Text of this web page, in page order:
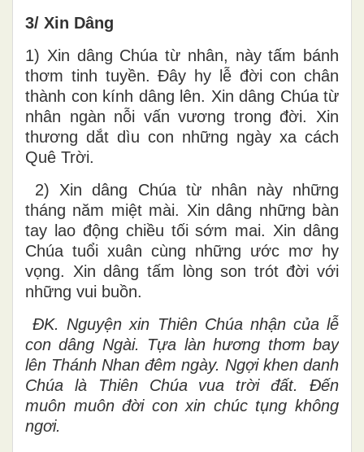
3/ Xin Dâng
1) Xin dâng Chúa từ nhân, này tấm bánh
thơm tinh tuyền. Đây hy lễ đời con chân
thành con kính dâng lên. Xin dâng Chúa từ
nhân ngàn nỗi vấn vương trong đời. Xin
thương dắt dìu con những ngày ха cách
Quê Trời.
2) Xin dâng Chúa từ nhân này những
tháng năm miệt mài. Xin dâng những bàn
tay lao động chiều tối sớm mai. Xin dâng
Chúa tuổi xuân cùng những ước mơ hy
vọng. Xin dâng tấm lòng son trót đời với
những vui buồn.
ĐK. Nguyện xin Thiên Chúa nhận của lễ
con dâng Ngài. Tựa làn hương thơm bay
lên Thánh Nhan đêm ngày. Ngợi khen danh
Chúa là Thiên Chúa vua trời đất. Đến
muôn muôn đời con xin chúc tụng không
ngơi.